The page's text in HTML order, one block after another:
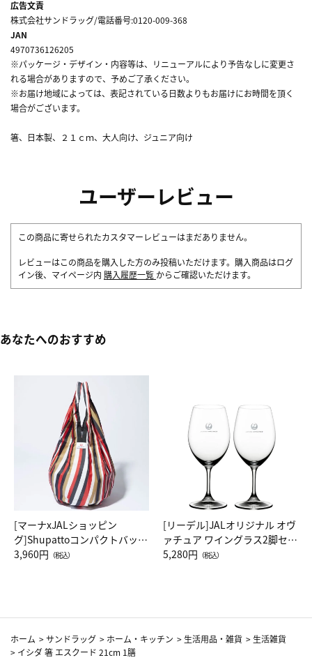
広告文責
株式会社サンドラッグ/電話番号:0120-009-368
JAN
4970736126205
※パッケージ・デザイン・内容等は、リニューアルにより予告なしに変更さ
れる場合がありますので、予めご了承ください。
※お届け地域によっては、表記されている日数よりもお届けにお時間を頂く
場合がございます。
箸、日本製、２１ｃｍ、大人向け、ジュニア向け
ユーザーレビュー
この商品に寄せられたカスタマーレビューはまだありません。
レビューはこの商品を購入した方のみ投稿いただけます。購入商品はログ
イン後、マイページ内 購入履歴一覧 からご確認いただけます。
あなたへのおすすめ
[マーナxJALショッピン
グ]Shupattoコンパクトバッグ
Drop JAL客室乗務員（LC）ス
3,960円 （税込）
[リーデル]JALオリジナル オヴ
ァチュア ワイングラス2脚セッ
ト（レッドワイン）
5,280円 （税込）
ホーム >サンドラッグ > ホーム・キッチン > 生活用品・雑貨 > 生活雑貨
> イシダ 箸 エスクード 21cm 1膳